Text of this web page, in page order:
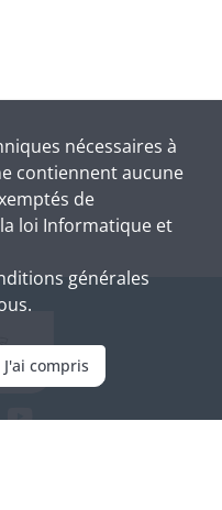
nécessaires à
contiennent aucune
de
loi Informatique et
générales
J'ai compris